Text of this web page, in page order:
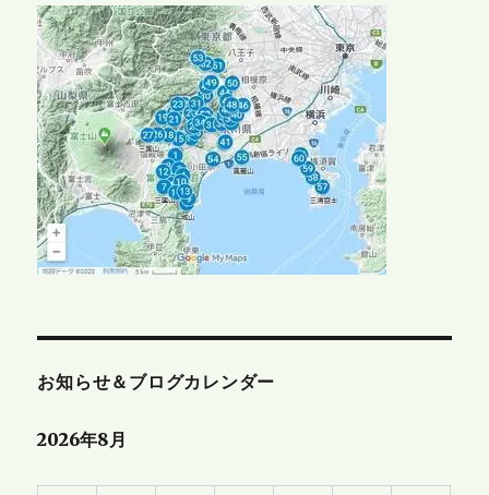
お知らせ＆ブログカレンダー
2026年8月